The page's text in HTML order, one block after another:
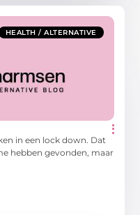
HEALTH / ALTERNATIVE
in een lock down. Dat
hebben gevonden, maar